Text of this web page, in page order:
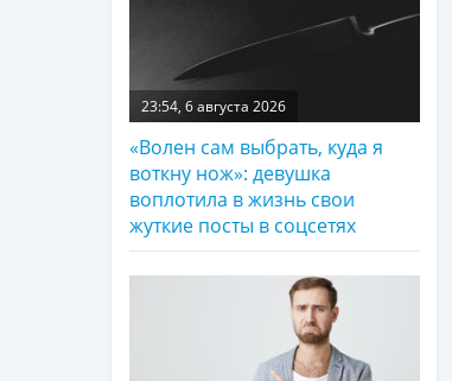
23:54, 6 августа 2026
«Волен сам выбрать, куда я
воткну нож»: девушка
воплотила в жизнь свои
жуткие посты в соцсетях